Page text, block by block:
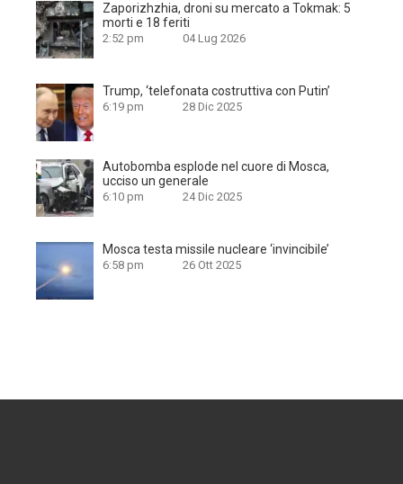
Zaporizhzhia, droni su mercato a Tokmak: 5
morti e 18 feriti
2:52 pm 04 Lug 2026
Trump, ‘telefonata costruttiva con Putin’
6:19 pm 28 Dic 2025
Autobomba esplode nel cuore di Mosca,
ucciso un generale
6:10 pm 24 Dic 2025
Mosca testa missile nucleare ‘invincibile’
6:58 pm 26 Ott 2025